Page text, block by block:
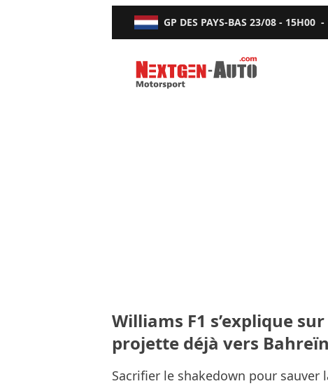
GP DES PAYS-BAS 23/08 - 15H00 -
Nextgen-Auto.com
Williams F1 s’explique
projette déjà vers Bahreïn
Sacrifier le shakedown pour sauver